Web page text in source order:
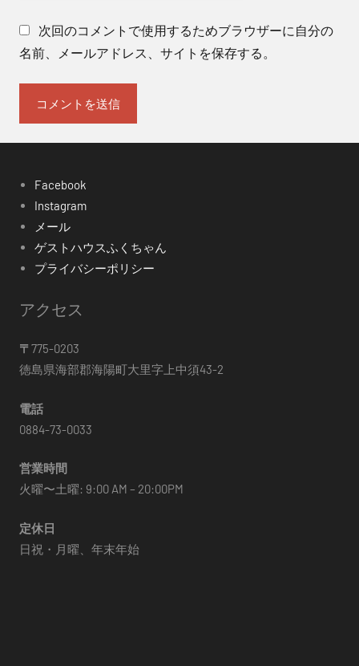
次回のコメントで使用するためブラウザーに自分の
名前、メールアドレス、サイトを保存する。
Facebook
Instagram
メール
ゲストハウスふくちゃん
プライバシーポリシー
アクセス
〒 775-0203
徳島県海部郡海陽町大里字上中須43-2
電話
0884-73-0033
営業時間
火曜〜土曜: 9:00 AM – 20:00PM
定休日
日祝・月曜、年末年始